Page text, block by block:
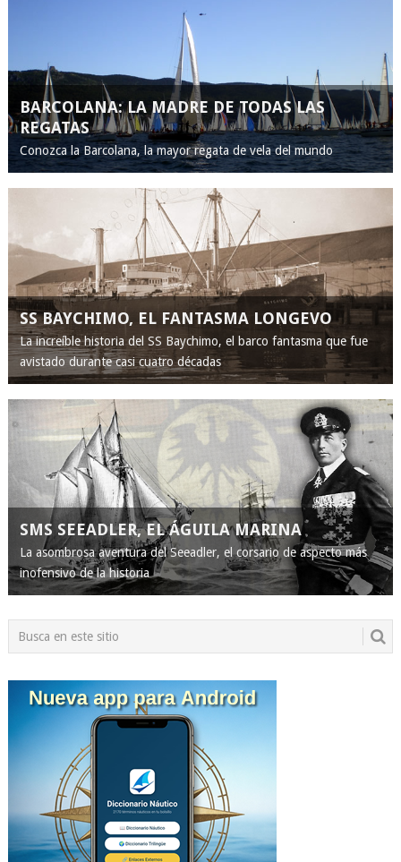
BARCOLANA: LA MADRE DE TODAS LAS
REGATAS
Conozca la Barcolana, la mayor regata de vela del mundo
SS BAYCHIMO, EL FANTASMA LONGEVO
La increíble historia del SS Baychimo, el barco fantasma que fue
avistado durante casi cuatro décadas
SMS SEEADLER, EL ÁGUILA MARINA
La asombrosa aventura del Seeadler, el corsario de aspecto más
inofensivo de la historia